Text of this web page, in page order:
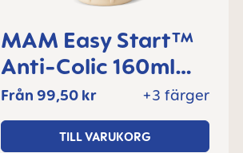
MAM Easy Start™
Anti-Colic 160ml
nappflaska 0+
månader, 1 del
+3 färger
Från 99,50 kr
TILL VARUKORG